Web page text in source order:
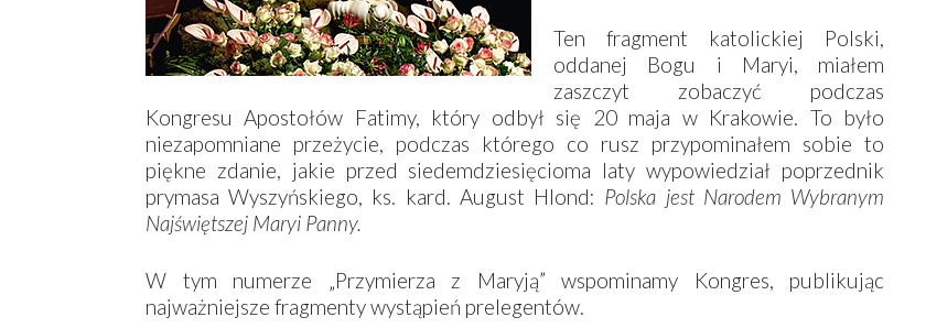
Ten fragment katolickiej Polski,
oddanej Bogu i Maryi, miałem
zaszczyt zobaczyć podczas
Kongresu Apostołów Fatimy, który odbył się 20 maja w Krakowie. To było
niezapomniane przeżycie, podczas którego co rusz przypominałem sobie to
piękne zdanie, jakie przed siedemdziesięcioma laty wypowiedział poprzednik
prymasa Wyszyńskiego, ks. kard. August Hlond: Polska jest Narodem Wybranym
Najświętszej Maryi Panny.
W tym numerze „Przymierza z Maryją” wspominamy Kongres, publikując
najważniejsze fragmenty wystąpień prelegentów.